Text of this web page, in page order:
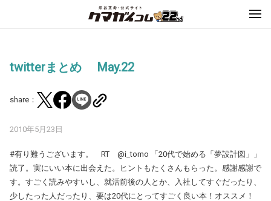
twitterまとめ May.22
share：
2010年5月23日
#有り難うございます。 RT @i_tomo 「20代で始める「夢設計図」」
読了。実にいい本に出会えた。ヒントもたくさんもらった。感謝感謝で
す。すごく読みやすいし、就活前後の人とか、入社してすぐだったり、
少したった人だったり、要は20代にとってすごく良い本！オススメ！